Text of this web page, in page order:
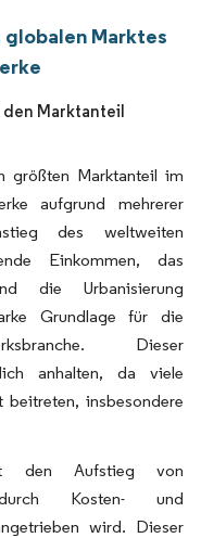
globalen Marktes
Marktanteil
größten Marktanteil im
aufgrund mehrerer
des weltweiten
Einkommen, das
die Urbanisierung
Grundlage für die
Dieser
anhalten, da viele
beitreten, insbesondere
den Aufstieg von
durch Kosten- und
wird. Dieser